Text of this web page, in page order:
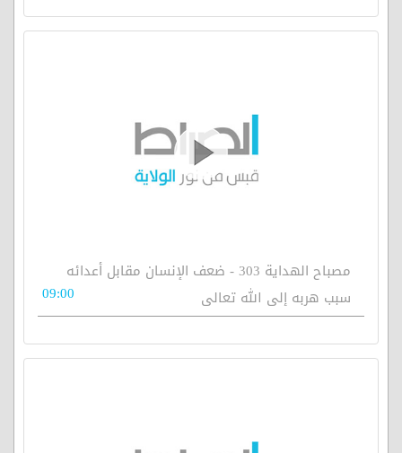
مصباح الهداية 303 - ضعف الإنسان مقابل أعدائه
سبب هربه إلى الله تعالى
09:00